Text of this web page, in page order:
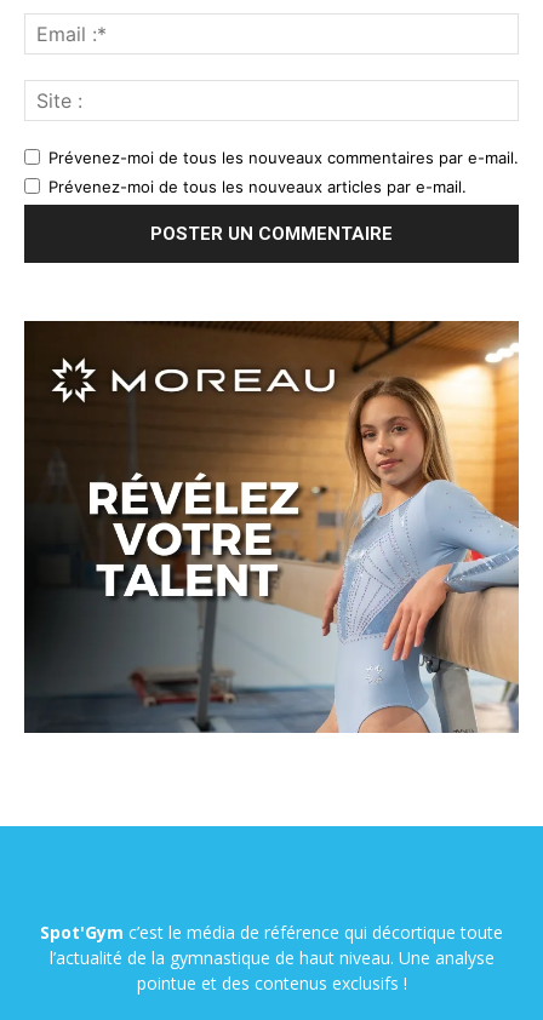
Prévenez-moi de tous les nouveaux commentaires par e-mail.
Prévenez-moi de tous les nouveaux articles par e-mail.
Spot'Gym c’est le média de référence qui décortique toute
l’actualité de la gymnastique de haut niveau. Une analyse
pointue et des contenus exclusifs !